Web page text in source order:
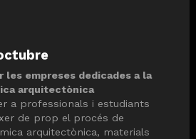
les empreses dedicades a la
arquitectònica
a professionals i estudiants
de prop el procés de
arquitectònica, materials